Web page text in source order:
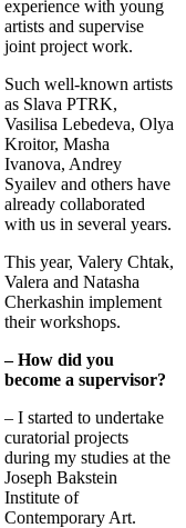
experience with young
artists and supervise
joint project work.
Such well-known artists
as Slava PTRK,
Vasilisa Lebedeva, Olya
Kroitor, Masha
Ivanova, Andrey
Syailev and others have
already collaborated
with us in several years.
This year, Valery Chtak,
Valera and Natasha
Cherkashin implement
their workshops.
– How did you
become a supervisor?
– I started to undertake
curatorial projects
during my studies at the
Joseph Bakstein
Institute of
Contemporary Art.